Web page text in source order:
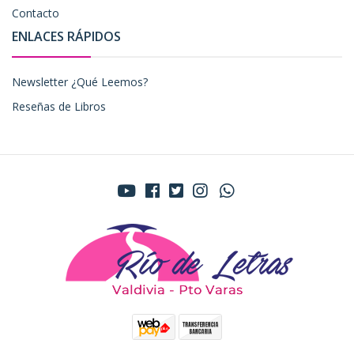
Contacto
ENLACES RÁPIDOS
Newsletter ¿Qué Leemos?
Reseñas de Libros